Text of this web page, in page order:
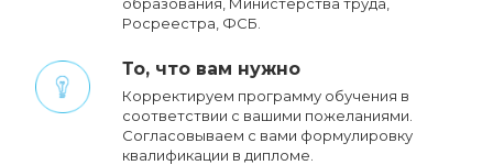
Росреестра, ФСБ.
То, что вам нужно
Корректируем программу обучения в
соответствии с вашими пожеланиями.
Cогласовываем с вами формулировку
квалификации в дипломе.